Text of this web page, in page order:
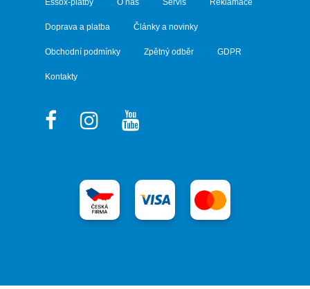
Essox-platby O nás Servis Reklamace
Doprava a platba Články a novinky
Obchodní podmínky Zpětný odběr GDPR
Kontakty